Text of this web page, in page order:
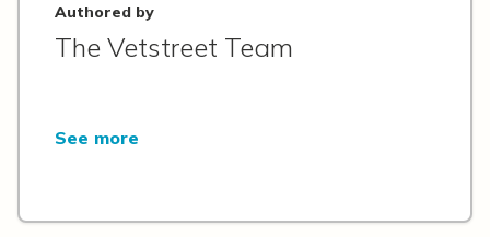
Authored by
The Vetstreet Team
See more